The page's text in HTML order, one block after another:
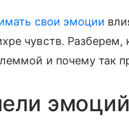
свои эмоции
чувств. Разберем,
и почему так
эмоций